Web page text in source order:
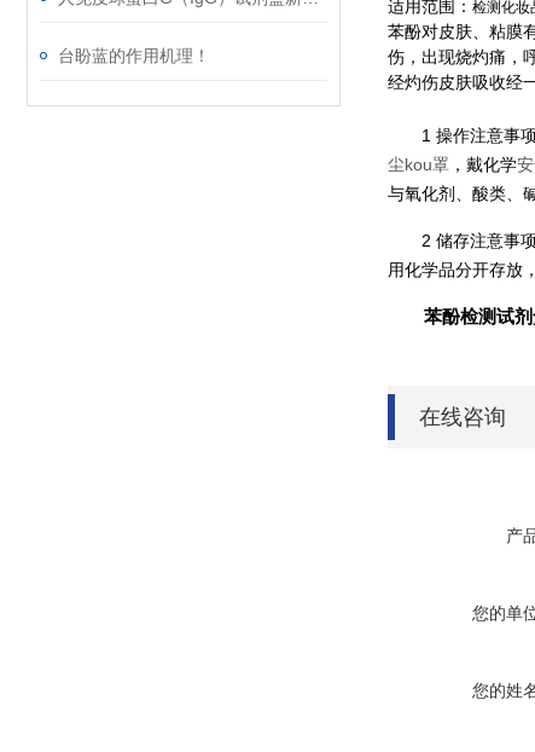
台盼蓝的作用机理！
适用范围： 检测化妆
苯酚对皮肤、粘膜
伤，出现烧灼痛，
经灼伤皮肤吸收经
1 操作注意事
尘kou罩 ，戴化学
与氧化剂、酸类、
2 储存注意事
用化学品分开存放
苯酚检测试
在线咨询
产
您的单
您的姓